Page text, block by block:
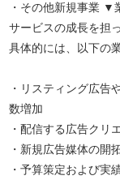
・その他新規事業 ▼
サービスの成長を担
具体的には、以下の
・リスティング広告
数増加
・配信する広告クリ
・新規広告媒体の開
・予算策定および実